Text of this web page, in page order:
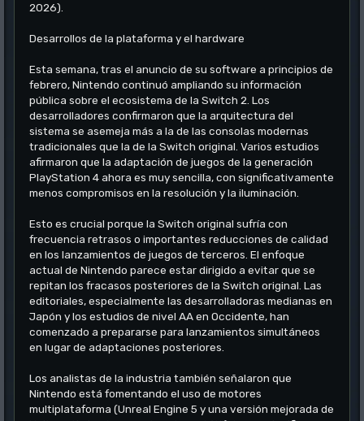
2026).
Desarrollos de la plataforma y el hardware
Esta semana, tras el anuncio de su software a principios de
febrero, Nintendo continuó ampliando su información
pública sobre el ecosistema de la Switch 2. Los
desarrolladores confirmaron que la arquitectura del
sistema se asemeja más a la de las consolas modernas
tradicionales que la de la Switch original. Varios estudios
afirmaron que la adaptación de juegos de la generación
PlayStation 4 ahora es muy sencilla, con significativamente
menos compromisos en la resolución y la iluminación.
Esto es crucial porque la Switch original sufría con
frecuencia retrasos o importantes reducciones de calidad
en los lanzamientos de juegos de terceros. El enfoque
actual de Nintendo parece estar dirigido a evitar que se
repitan los fracasos posteriores de la Switch original. Las
editoriales, especialmente las desarrolladoras medianas en
Japón y los estudios de nivel AA en Occidente, han
comenzado a prepararse para lanzamientos simultáneos
en lugar de adaptaciones posteriores.
Los analistas de la industria también señalaron que
Nintendo está fomentando el uso de motores
multiplataforma (Unreal Engine 5 y una versión mejorada de